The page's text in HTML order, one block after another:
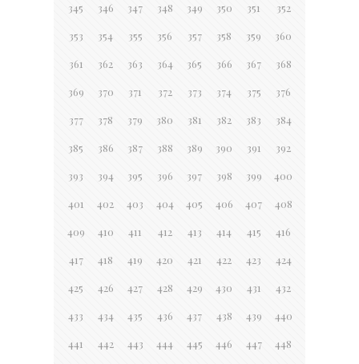
345 346 347 348 349 350 351 352
353 354 355 356 357 358 359 360
361 362 363 364 365 366 367 368
369 370 371 372 373 374 375 376
377 378 379 380 381 382 383 384
385 386 387 388 389 390 391 392
393 394 395 396 397 398 399 400
401 402 403 404 405 406 407 408
409 410 411 412 413 414 415 416
417 418 419 420 421 422 423 424
425 426 427 428 429 430 431 432
433 434 435 436 437 438 439 440
441 442 443 444 445 446 447 448